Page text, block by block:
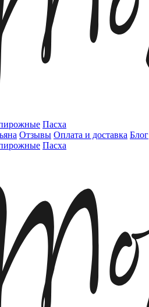
Пасха
Отзывы Оплата и доставка Блог
Пасха